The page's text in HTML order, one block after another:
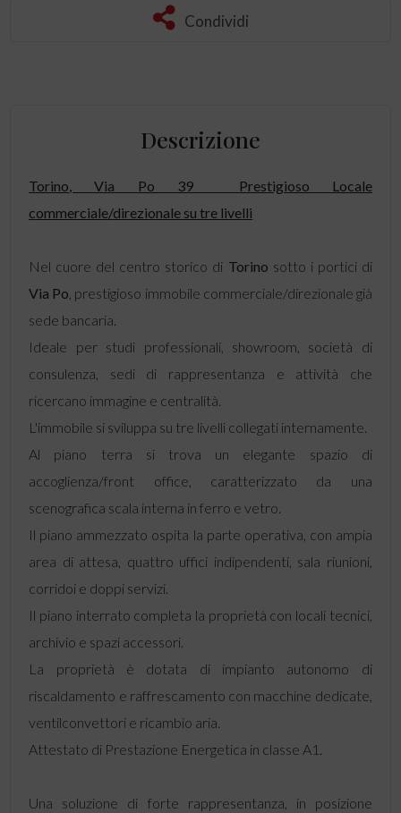
Condividi
Descrizione
Torino, Via Po 39  Prestigioso
Locale
commerciale/direzionale su tre livelli
Nel cuore del centro storico di Torino sotto i portici di
Via Po , prestigioso immobile commerciale/direzionale già
sede bancaria.
Ideale per studi professionali, showroom, società di
consulenza, sedi di rappresentanza e attività che
ricercano immagine e centralità.
L'immobile si sviluppa su tre livelli collegati internamente.
Al piano terra si trova un elegante spazio di
accoglienza/front office, caratterizzato da una
scenografica scala interna in ferro e vetro.
Il piano ammezzato ospita la parte operativa, con ampia
area di attesa, quattro uffici indipendenti, sala riunioni,
corridoi e doppi servizi.
Il piano interrato completa la proprietà con locali tecnici,
archivio e spazi accessori.
La proprietà è dotata di impianto autonomo di
riscaldamento e raffrescamento con macchine dedicate,
ventilconvettori e ricambio aria.
Attestato di Prestazione Energetica in classe A1.
Una soluzione di forte rappresentanza, in posizione